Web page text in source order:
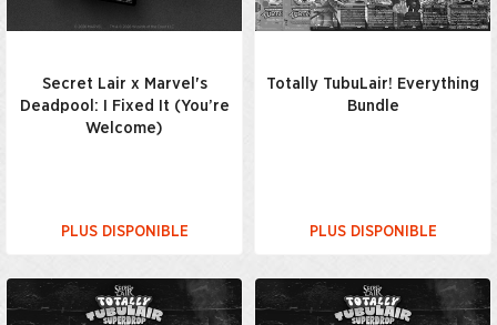
Secret Lair x Marvel's
Deadpool: I Fixed It (You’re
Welcome)
PLUS DISPONIBLE
Totally TubuLair! Everything
Bundle
PLUS DISPONIBLE